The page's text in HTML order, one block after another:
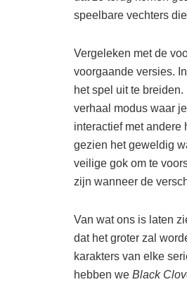
speelbare vechters
Vergeleken met de
voorgaande versies.
het spel uit te
verhaal modus waar
interactief met andere
gezien het geweldig
veilige gok om te
zijn wanneer de
Van wat ons is laten
dat het groter zal
karakters van elke
hebben we Black